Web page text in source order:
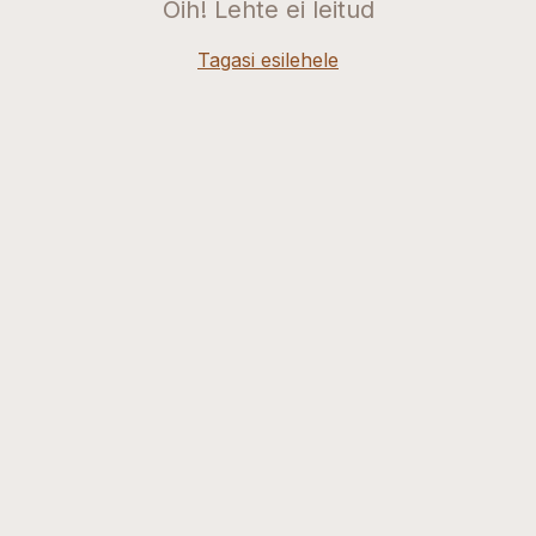
Oih! Lehte ei leitud
Tagasi esilehele